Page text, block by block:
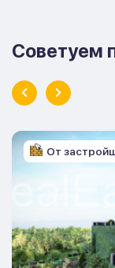
Советуем
От